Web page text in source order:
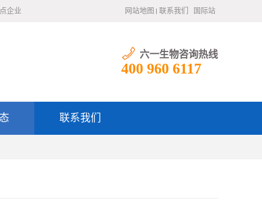
企业 网站地图 联系我们 国际站
六一生物咨询热线
400 960 6117
联系我们